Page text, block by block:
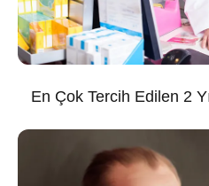
En Çok Tercih Edilen 2